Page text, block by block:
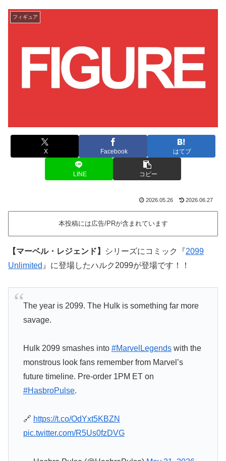
フィギュア
X Facebook はてブ
LINE コピー
2026.05.26 2026.06.27
本投稿には広告/PRが含まれています
【マーベル・レジェンド】 シリーズにコミック『2099
Unlimited 』に登場したハルク2099が登場です！！
The year is 2099. The Hulk is something far more
savage.
Hulk 2099 smashes into #MarvelLegendswith the
monstrous look fans remember from Marvel’s
future timeline. Pre-order 1PM ET on
#HasbroPulse.
🔗 https://t.co/OdYxt5KBZN
pic.twitter.com/R5Us0fzDVG